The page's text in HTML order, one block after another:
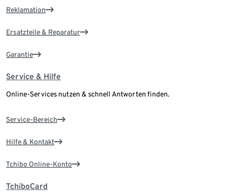
Reklamation
Ersatzteile & Reparatur
Garantie
Service & Hilfe
Online-Services nutzen & schnell Antworten finden.
Service-Bereich
Hilfe & Kontakt
Tchibo Online-Konto
TchiboCard